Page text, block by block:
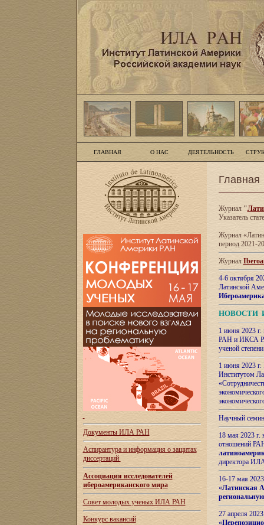
ГЛАВНАЯ О НАС ДЕЯТЕЛЬНОСТЬ
Документы ИЛА РАН
Аспирантура и информация о защитах
диссертаций
Ассоциация исследователей
ибероамериканского мира
Совет молодых ученых ИЛА РАН
Конкурс вакансий
Главная
Журнал"
Указатель
Журнал
период 2021-
Журнал
4-6 октября
Латинской
НОВОСТИ
1 июня 2023
РАН и ИКСА
ученой
1 июня 2023
Институтом
Научный
18 мая 2023
отношений
директора
16-17 мая
«Латинская
27 апреля
«